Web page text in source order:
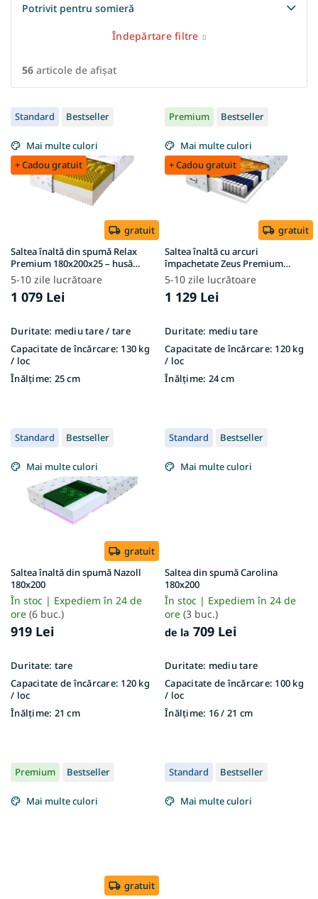
Potrivit pentru somieră
Îndepărtare filtre
56 articole de afişat
L
i
s
t
ă
u
s
e
Standard Bestseller
Mai multe culori
+ Cadou gratuit
gratuit
Saltea înaltă din spumă Relax
Premium 180x200x25 – husă
Lavender
5-10 zile lucrătoare
1 079 Lei
Duritate: mediu tare / tare
Capacitate de încărcare: 130 kg
/ loc
Înălțime: 25 cm
Premium Bestseller
Mai multe culori
+ Cadou gratuit
gratuit
Saltea înaltă cu arcuri
împachetate Zeus Premium
180x200x24 – husă Aloe Vera
5-10 zile lucrătoare
1 129 Lei
Duritate: mediu tare
Capacitate de încărcare: 120 kg
/ loc
Înălțime: 24 cm
Standard Bestseller
Mai multe culori
gratuit
Saltea înaltă din spumă Nazoll
180x200
În stoc | Expediem în 24 de
ore (6 buc.)
919 Lei
Duritate: tare
Capacitate de încărcare: 120 kg
/ loc
Înălțime: 21 cm
Standard Bestseller
Mai multe culori
Saltea din spumă Carolina
180x200
În stoc | Expediem în 24 de
ore (3 buc.)
de la 709 Lei
Duritate: mediu tare
Capacitate de încărcare: 100 kg
/ loc
Înălțime: 16 / 21 cm
Premium Bestseller
Mai multe culori
gratuit
Standard Bestseller
Mai multe culori